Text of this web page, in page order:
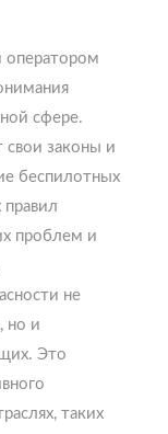
оператором
сфере.
законы и
беспилотных
правил
проблем и
не
но и
Это
таких